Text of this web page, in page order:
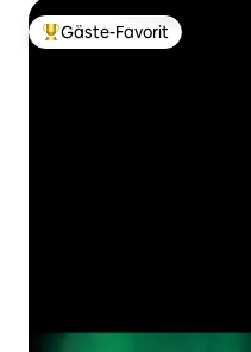
Beliebter Gäste-Favorit.
Gäste-Favorit